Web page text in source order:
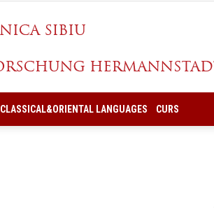
CLASSICAL&ORIENTAL LANGUAGES CURS